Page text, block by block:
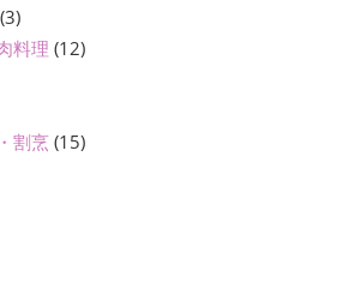
(3)
料理 (12)
割烹 (15)